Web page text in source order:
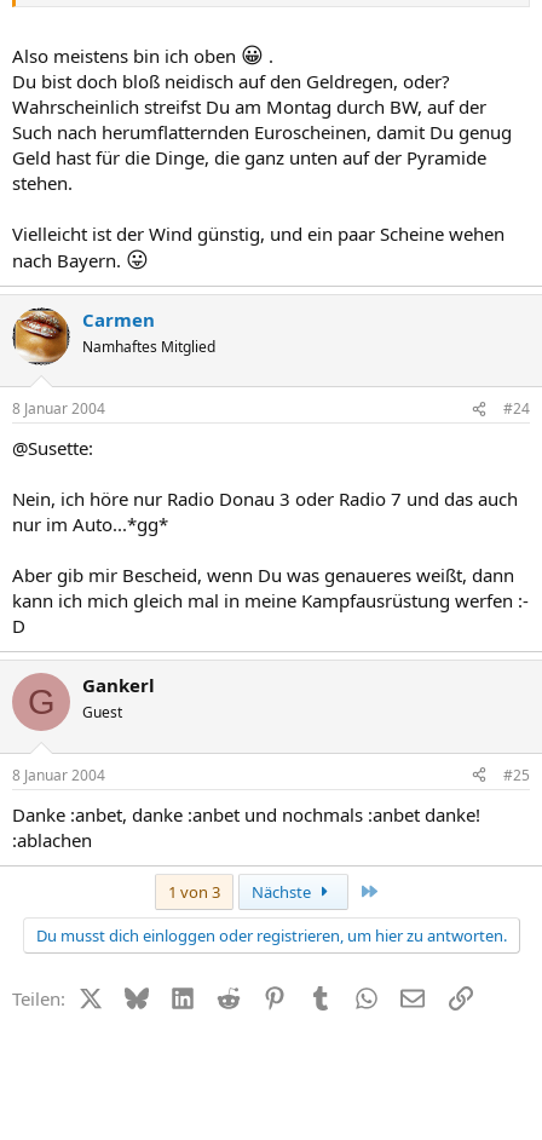
Also meistens bin ich oben 😀 .
Du bist doch bloß neidisch auf den Geldregen, oder?
Wahrscheinlich streifst Du am Montag durch BW, auf der
Such nach herumflatternden Euroscheinen, damit Du genug
Geld hast für die Dinge, die ganz unten auf der Pyramide
stehen.
Vielleicht ist der Wind günstig, und ein paar Scheine wehen
nach Bayern. 😛
Carmen
Namhaftes Mitglied
8 Januar 2004 #24
@Susette:
Nein, ich höre nur Radio Donau 3 oder Radio 7 und das auch
nur im Auto...*gg*
Aber gib mir Bescheid, wenn Du was genaueres weißt, dann
kann ich mich gleich mal in meine Kampfausrüstung werfen :-
D
G Gankerl
Guest
8 Januar 2004 #25
Danke :anbet, danke :anbet und nochmals :anbet danke!
:ablachen
1 von 3 Nächste
Du musst dich einloggen oder registrieren, um hier zu antworten.
Teilen: X (Twitter)
BlueskyLinkedIn
Reddit PinterestTumblr WhatsApp
E-MailLink